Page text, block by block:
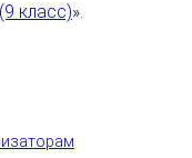
класс)».